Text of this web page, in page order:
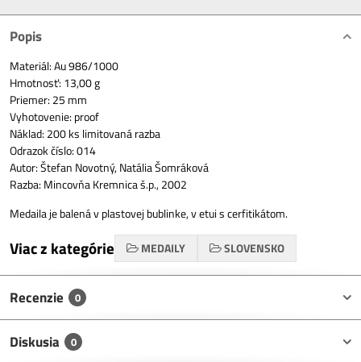
Popis
Materiál: Au 986/1000
Hmotnosť: 13,00 g
Priemer: 25 mm
Vyhotovenie: proof
Náklad: 200 ks limitovaná razba
Odrazok číslo: 014
Autor: Štefan Novotný, Natália Šomráková
Razba: Mincovňa Kremnica š.p., 2002
Medaila je balená v plastovej bublinke, v etui s cerfitikátom.
Viac z kategórie MEDAILY SLOVENSKO
Recenzie 0
Diskusia 0